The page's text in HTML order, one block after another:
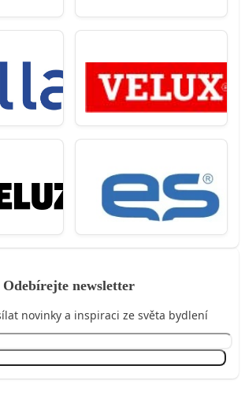
Odebírejte newsletter
novinky a inspiraci ze světa bydlení